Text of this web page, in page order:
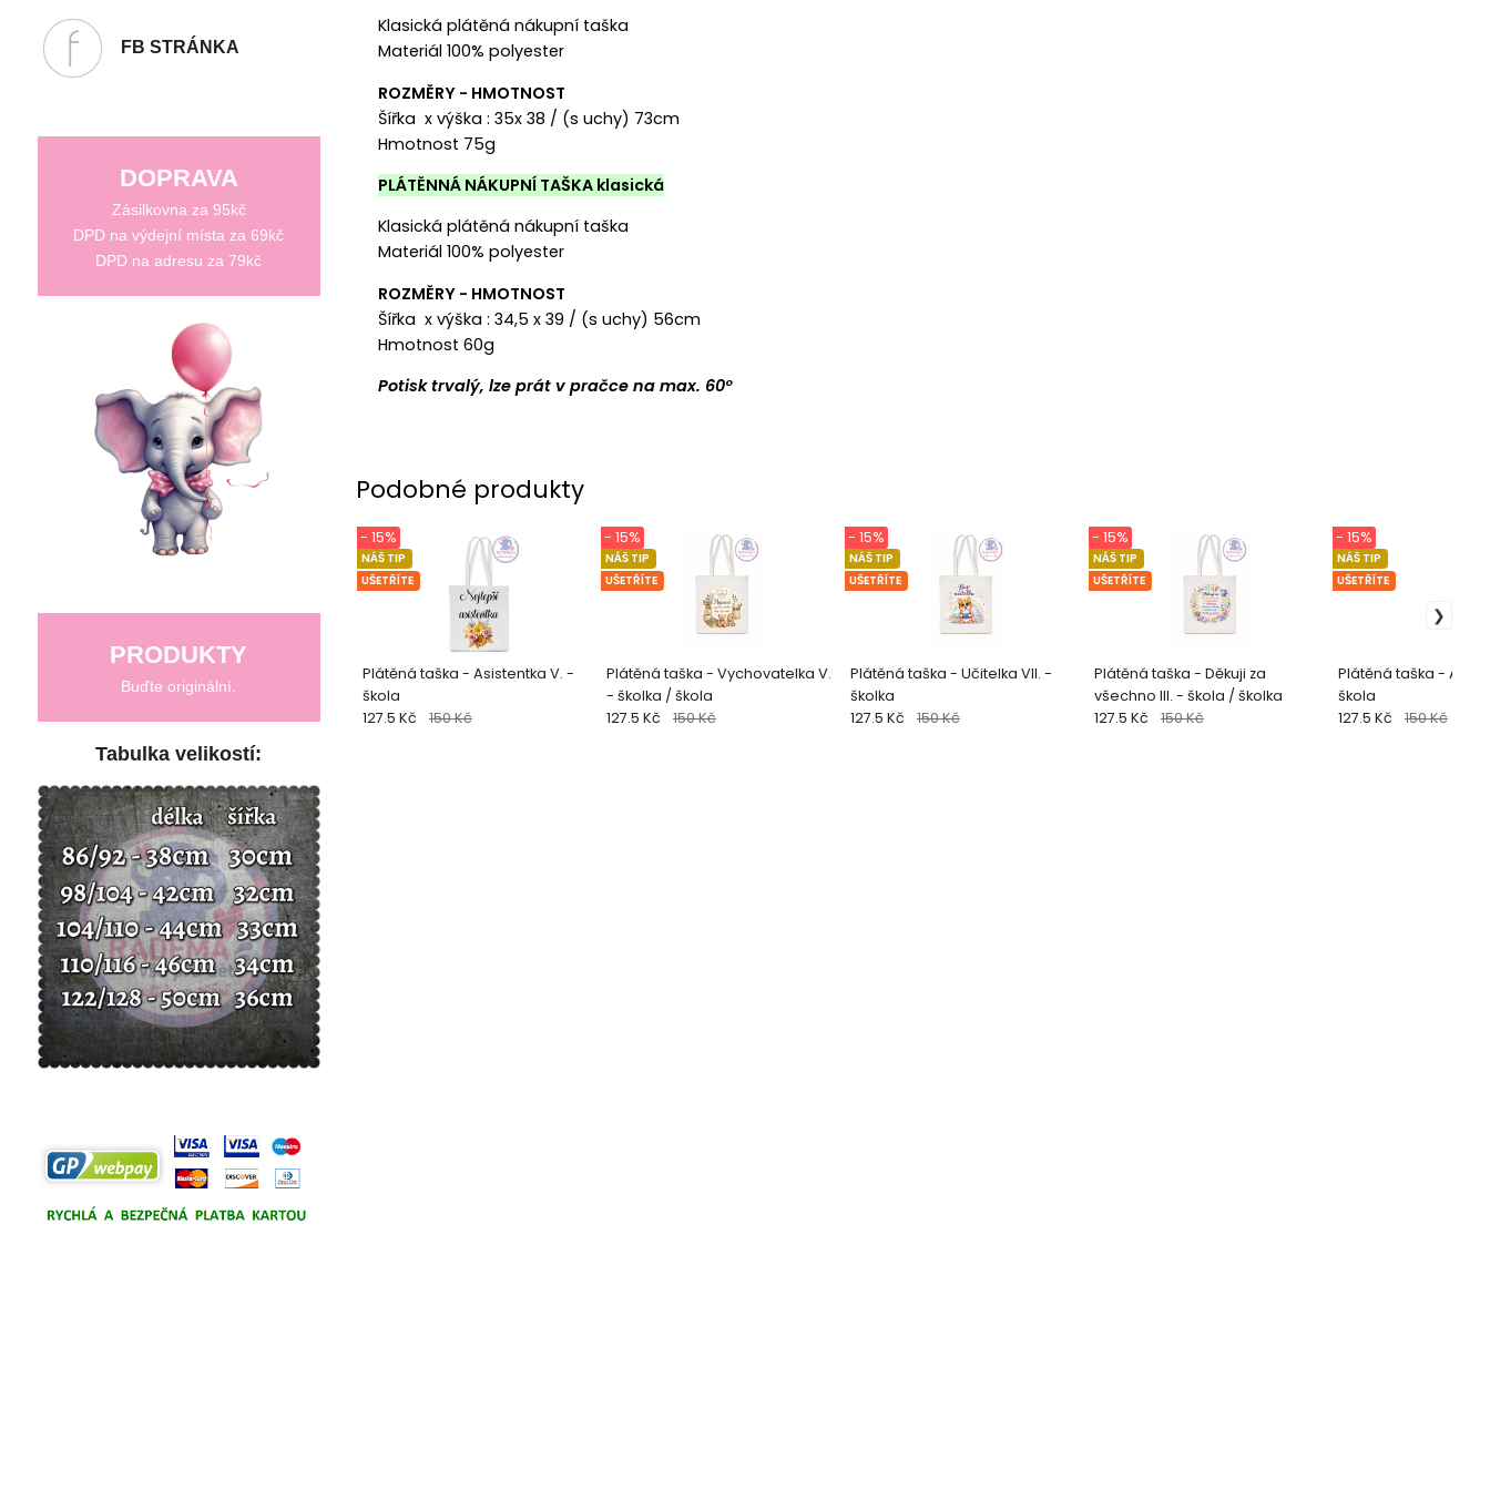
FB STRÁNKA
DOPRAVA
Zásilkovna za 95kč
DPD na výdejní místa za 69kč
DPD na adresu za 79kč
PRODUKTY
Buďte originální.
Tabulka velikostí:
Klasická plátěná nákupní taška
Materiál 100% polyester
ROZMĚRY - HMOTNOST
Šířka x výška : 35x 38 / (s uchy) 73cm
Hmotnost 75g
PLÁTĚNNÁ NÁKUPNÍ TAŠKA klasická
Klasická plátěná nákupní taška
Materiál 100% polyester
ROZMĚRY - HMOTNOST
Šířka x výška : 34,5 x 39 / (s uchy) 56cm
Hmotnost 60g
Potisk trvalý, lze prát v pračce na max. 60°
Podobné produkty
Plátěná taška - Asistentka V. -
škola
NÁŠ TIP
UŠETŘÍTE
- 15%
127.5 Kč 150 Kč
Plátěná taška - Vychovatelka V.
- školka / škola
NÁŠ TIP
UŠETŘÍTE
- 15%
127.5 Kč 150 Kč
Plátěná taška - Učitelka VII. -
školka
NÁŠ TIP
UŠETŘÍTE
- 15%
127.5 Kč 150 Kč
Plátěná taška - Děkuji za
všechno III. - škola / školka
NÁŠ TIP
UŠETŘÍTE
- 15%
127.5 Kč 150 Kč
Plátěná taška -
škola
NÁŠ TIP
UŠETŘÍTE
- 15%
127.5 Kč 150 Kč